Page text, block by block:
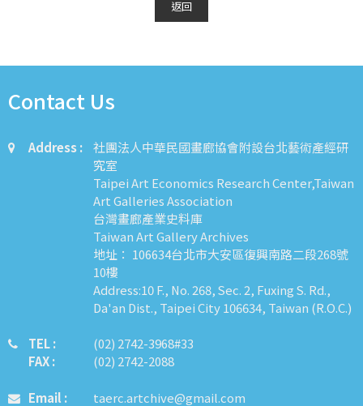
返回
Contact Us
Address :
社團法人中華民國畫廊協會附設台北藝術產經研
究室
Taipei Art Economics Research Center,Taiwan
Art Galleries Association
台灣畫廊產業史料庫
Taiwan Art Gallery Archives
地址： 106634台北市大安區復興南路二段268號
10樓
Address:10 F., No. 268, Sec. 2, Fuxing S. Rd.,
Da'an Dist., Taipei City 106634, Taiwan (R.O.C.)
TEL :
FAX :
​​​​(02) 2742-3968#33
(02) 2742-2088
Email : taerc.artchive@gmail.com